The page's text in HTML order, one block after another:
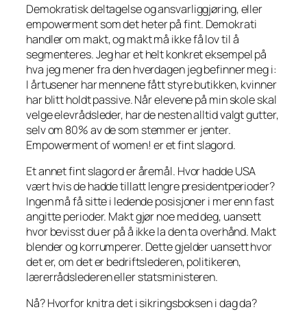
Demokratisk deltagelse og ansvarliggjøring, eller
empowerment som det heter på fint. Demokrati
handler om makt, og makt må ikke få lov til å
segmenteres. Jeg har et helt konkret eksempel på
hva jeg mener fra den hverdagen jeg befinner meg i:
I årtusener har mennene fått styre butikken, kvinner
har blitt holdt passive. Når elevene på min skole skal
velge elevrådsleder, har de nesten alltid valgt gutter,
selv om 80% av de som stemmer er jenter.
Empowerment of women! er et fint slagord.
Et annet fint slagord eråremål. Hvor hadde USA
vært hvis de hadde tillatt lengre presidentperioder?
Ingen må få sitte i ledende posisjoner i mer enn fast
angitte perioder. Makt gjør noe med deg, uansett
hvor bevisst du er på å ikke la den ta overhånd. Makt
blender og korrumperer. Dette gjelder uansett hvor
det er, om det er bedriftslederen, politikeren,
lærerrådslederen eller statsministeren.
Nå? Hvorfor knitra det i sikringsboksen i dag da?